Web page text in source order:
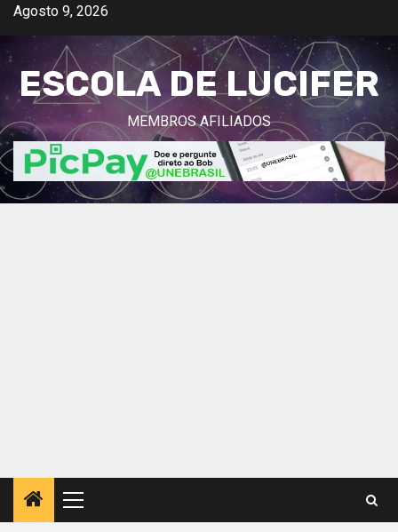
Avançar
o
conteúdo
Agosto 9, 2026
ESCOLA DE LUCIFER
MEMBROS AFILIADOS
Menu
principal